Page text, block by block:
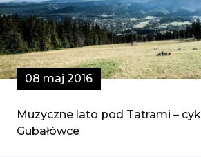
08 maj 2016
Muzyczne lato pod Tatrami –
Gubałówce